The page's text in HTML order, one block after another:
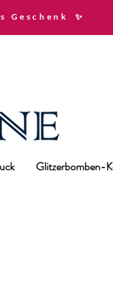
Geschenk ✨
Glitzerbomben-